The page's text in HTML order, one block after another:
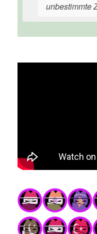
unbestimmte